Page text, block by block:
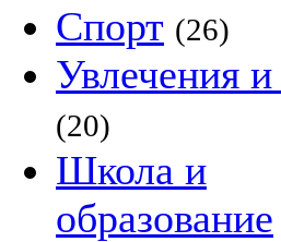
Спорт (26)
Увлечения
(20)
Школа и
образование